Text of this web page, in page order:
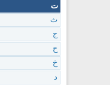
ت
ث
ج
ح
خ
د